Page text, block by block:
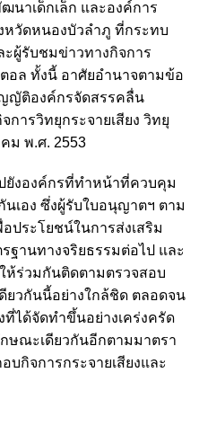
นาเด็กเล็ก และองค์การ
หวัดหนองบัวลำภู ที่กระทบ
ะผู้รับชมข่าวทางกิจการ
ล ทั้งนี้ อาศัยอำนาจตามข้อ
ญญัติองค์กรจัดสรรคลื่น
ารวิทยุกระจายเสียง วิทยุ
ม พ.ศ. 2553
ยังองค์กรที่ทำหน้าที่ควบคุม
เอง ซึ่งผู้รับใบอนุญาตฯ ตาม
ประโยชน์ในการส่งเสริม
ฐานทางจริยธรรมต่อไป และ
ร่วมกันติดตามตรวจสอบ
ยวกันนี้อย่างใกล้ชิด ตลอดจน
ได้จัดทำขึ้นอย่างเคร่งครัด
ษณะเดียวกันอีกตามมาตรา
กิจการกระจายเสียงและ